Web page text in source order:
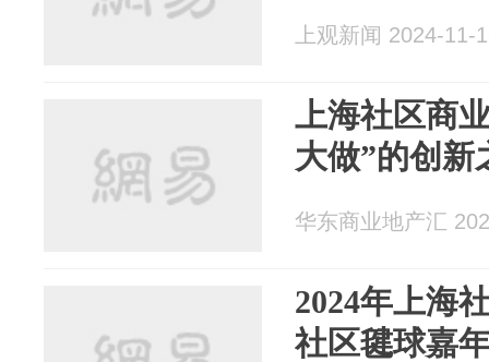
上观新闻 2024-11-
上海社区商
大做”的创新
华东商业地产汇
2024年上海
社区毽球嘉